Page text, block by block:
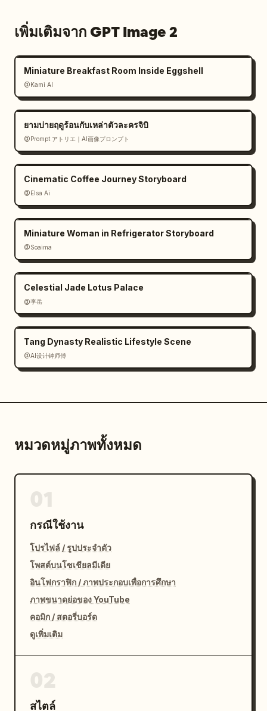
เพิ่มเติมจาก GPT Image 2
Miniature Breakfast Room Inside Eggshell
@Kami AI
ยามบ่ายฤดูร้อนกับเหล่าตัวละครจิบิ
@Prompt アトリエ｜AI画像プロンプト
Cinematic Coffee Journey Storyboard
@Elsa Ai
Miniature Woman in Refrigerator Storyboard
@Soaima
Celestial Jade Lotus Palace
@李岳
Tang Dynasty Realistic Lifestyle Scene
@AI设计钟师傅
หมวดหมู่ภาพทั้งหมด
กรณีใช้งาน
โปรไฟล์ / รูปประจำตัว
โพสต์บนโซเชียลมีเดีย
อินโฟกราฟิก / ภาพประกอบเพื่อการศึกษา
ภาพขนาดย่อของ YouTube
คอมิก / สตอรี่บอร์ด
ดูเพิ่มเติม
สไตล์